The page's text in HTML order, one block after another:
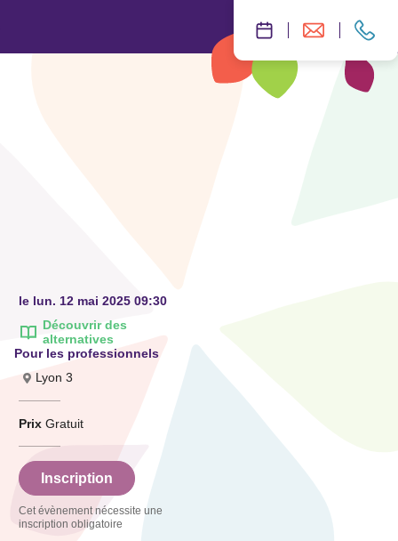
le lun. 12 mai 2025 09:30
Découvrir des
alternatives
Pour les professionnels
Lyon 3
PrixGratuit
Inscription
Cet évènement nécessite une
inscription obligatoire